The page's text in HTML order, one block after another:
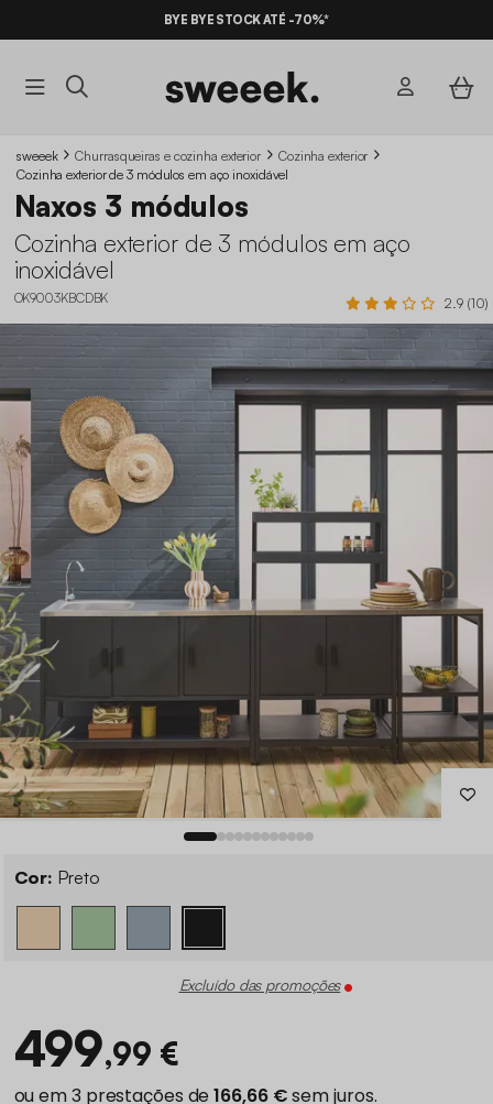
BYE BYE STOCK ATÉ -70%*
sweeek Churrasqueiras e cozinha exterior
Cozinha exterior
Cozinha exterior de 3 módulos em aço inoxidável
Naxos 3 módulos
Cozinha exterior de 3 módulos em aço
inoxidável
OK9003KBCDBK 2.9 (10)
Cor: Preto
Excluído das promoções
499,99 €